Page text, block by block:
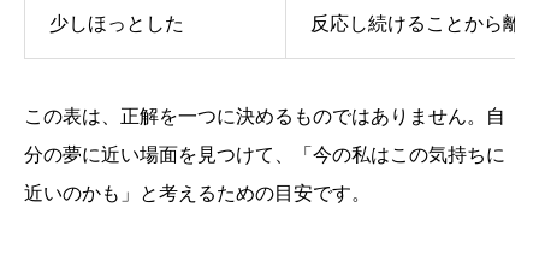
少しほっとした 反応し続けることから離
この表は、正解を一つに決めるものではありません。自
分の夢に近い場面を見つけて、「今の私はこの気持ちに
近いのかも」と考えるための目安です。